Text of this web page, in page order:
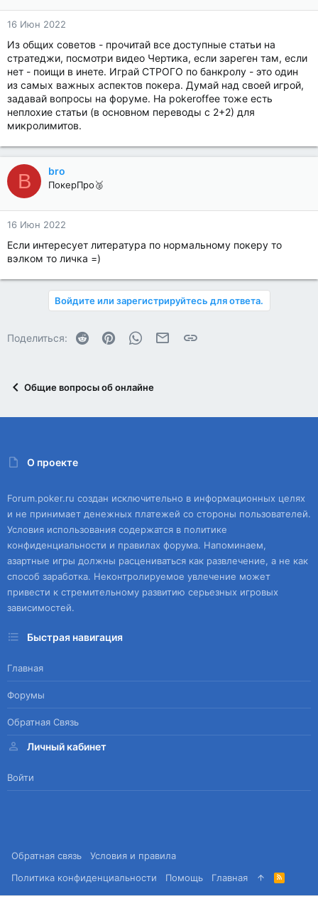
16 Июн 2022
Из общих советов - прочитай все доступные статьи на
стратеджи, посмотри видео Чертика, если зареген там, если
нет - поищи в инете. Играй СТРОГО по банкролу - это один
из самых важных аспектов покера. Думай над своей игрой,
задавай вопросы на форуме. На pоkeroffeе тоже есть
неплохие статьи (в основном переводы с 2+2) для
микролимитов.
B bro
ПокерПро🥈
16 Июн 2022
Если интересует литература по нормальному покеру то
вэлком то личка =)
Войдите или зарегистрируйтесь для ответа.
Поделиться: Reddit PinterestWhatsAppЭлектронная почта
Ссылка
Общие вопросы об онлайне
О проекте
Forum.poker.ru создан исключительно в информационных целях
и не принимает денежных платежей со стороны пользователей.
Условия использования содержатся в политике
конфиденциальности и правилах форума. Напоминаем,
азартные игры должны расцениваться как развлечение, а не как
способ заработка. Неконтролируемое увлечение может
привести к стремительному развитию серьезных игровых
зависимостей.
Быстрая навигация
Главная
Форумы
Обратная Связь
Личный кабинет
Войти
Обратная связь
Условия и правила
Политика конфиденциальности
Помощь Главная
R
S
S